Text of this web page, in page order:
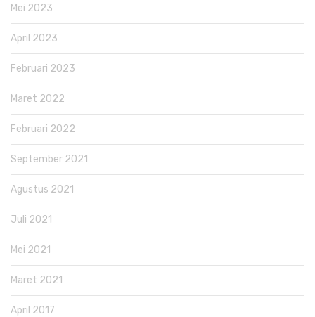
Mei 2023
April 2023
Februari 2023
Maret 2022
Februari 2022
September 2021
Agustus 2021
Juli 2021
Mei 2021
Maret 2021
April 2017